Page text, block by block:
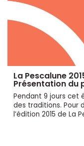
La Pescalune
Présentation du
Pendant 9 jours cet
des traditions. Pour
l’édition 2015 de La